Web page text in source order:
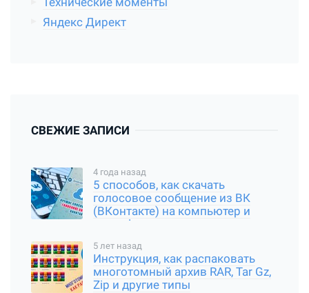
Технические моменты
Яндекс Директ
СВЕЖИЕ ЗАПИСИ
4 года назад
5 способов, как скачать
голосовое сообщение из ВК
(ВКонтакте) на компьютер и
смартфон
5 лет назад
Инструкция, как распаковать
многотомный архив RAR, Tar Gz,
Zip и другие типы